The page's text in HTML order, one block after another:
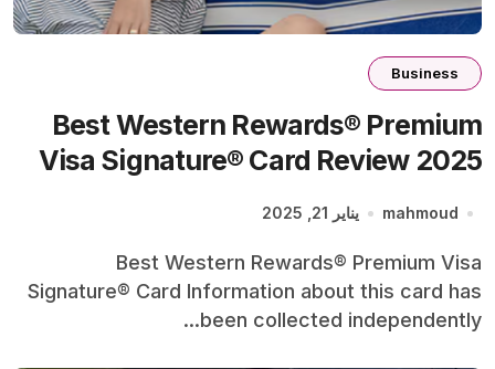
Business
Best Western Rewards® Premium
Visa Signature® Card Review 2025
mahmoud يناير 21, 2025
Best Western Rewards® Premium Visa
Signature® Card Information about this card has
been collected independently...